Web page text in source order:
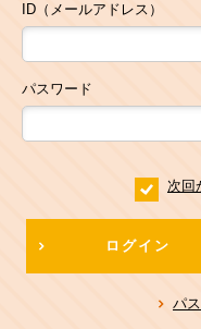
ID（メールアドレス）
パスワード
次回
ログイン
パ